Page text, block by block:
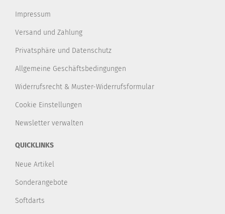
Impressum
Versand und Zahlung
Privatsphäre und Datenschutz
Allgemeine Geschäftsbedingungen
Widerrufsrecht & Muster-Widerrufsformular
Cookie Einstellungen
Newsletter verwalten
QUICKLINKS
Neue Artikel
Sonderangebote
Softdarts